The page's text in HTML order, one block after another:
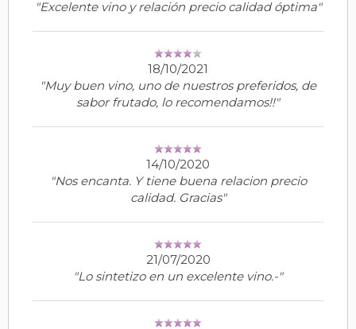
"Excelente vino y relación precio calidad óptima"
18/10/2021
"Muy buen vino, uno de nuestros preferidos, de
sabor frutado, lo recomendamos!!"
14/10/2020
"Nos encanta. Y tiene buena relacion precio
calidad. Gracias"
21/07/2020
"Lo sintetizo en un excelente vino.-"